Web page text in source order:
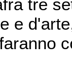
tre
e